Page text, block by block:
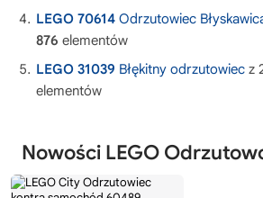
LEGO 70614 Odrzutowiec
876 elementów
LEGO 31039 Błękitny odrzutowiec z
elementów
Nowości LEGO